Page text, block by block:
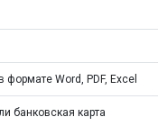
формате Word, PDF, Excel
банковская карта